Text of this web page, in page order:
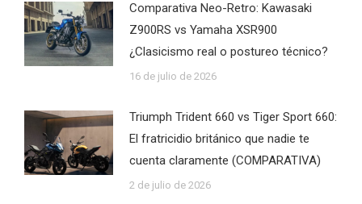
Comparativa Neo-Retro: Kawasaki
Z900RS vs Yamaha XSR900
¿Clasicismo real o postureo técnico?
16 de julio de 2026
Triumph Trident 660 vs Tiger Sport 660:
El fratricidio británico que nadie te
cuenta claramente (COMPARATIVA)
2 de julio de 2026